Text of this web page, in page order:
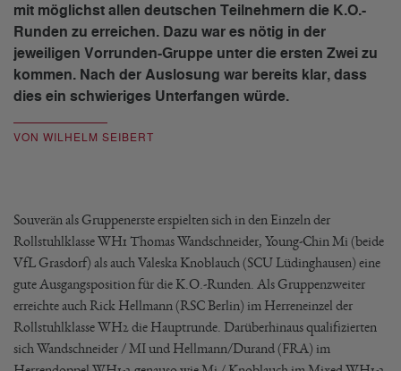
mit möglichst allen deutschen Teilnehmern die K.O.-
Runden zu erreichen. Dazu war es nötig in der
jeweiligen Vorrunden-Gruppe unter die ersten Zwei zu
kommen. Nach der Auslosung war bereits klar, dass
dies ein schwieriges Unterfangen würde.
VON WILHELM SEIBERT
Souverän als Gruppenerste erspielten sich in den Einzeln der
Rollstuhlklasse WH1 Thomas Wandschneider, Young-Chin Mi (beide
VfL Grasdorf) als auch Valeska Knoblauch (SCU Lüdinghausen) eine
gute Ausgangsposition für die K.O.-Runden. Als Gruppenzweiter
erreichte auch Rick Hellmann (RSC Berlin) im Herreneinzel der
Rollstuhlklasse WH2 die Hauptrunde. Darüberhinaus qualifizierten
sich Wandschneider / MI und Hellmann/Durand (FRA) im